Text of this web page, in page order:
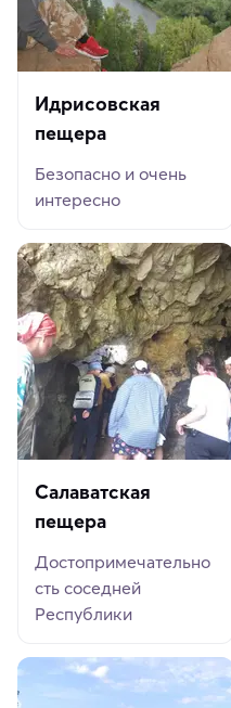
Идрисовская
пещера
Безопасно и очень
интересно
Салаватская
пещера
Достопримечательно
сть соседней
Республики